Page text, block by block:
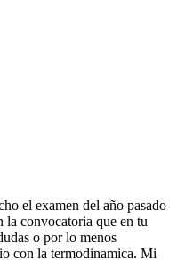
el examen del año pasado
la convocatoria que en tu
o por lo menos
con la termodinamica. Mi